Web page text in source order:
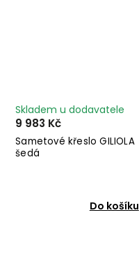
Sametové křeslo GILIOLA
šedá
Skladem u dodavatele
9 983 Kč
Do košíku